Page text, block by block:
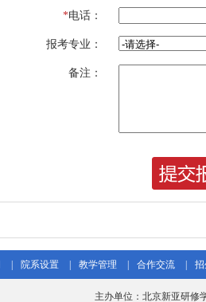
*电话：
报考专业：
备注：
院系设置 教学管理 合作交流
主办单位：北京新亚研修